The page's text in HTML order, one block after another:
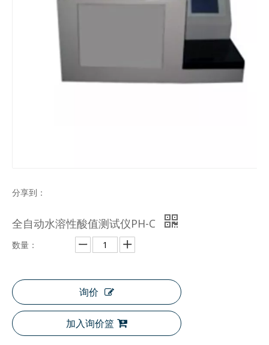
分享到：
全自动水溶性酸值测试仪PH-C
数量：
询价
加入询价篮